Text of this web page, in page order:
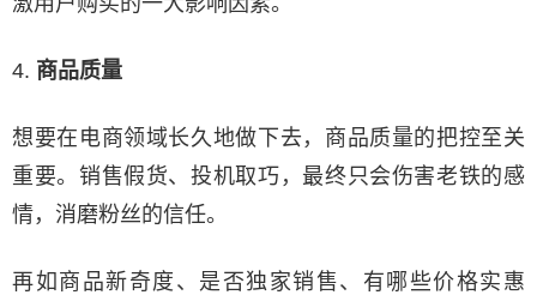
4. 商品质量
想要在电商领域长久地做下去，商品质量的把控至关
重要。销售假货、投机取巧，最终只会伤害老铁的感
情，消磨粉丝的信任。
再如商品新奇度、是否独家销售、有哪些价格实惠